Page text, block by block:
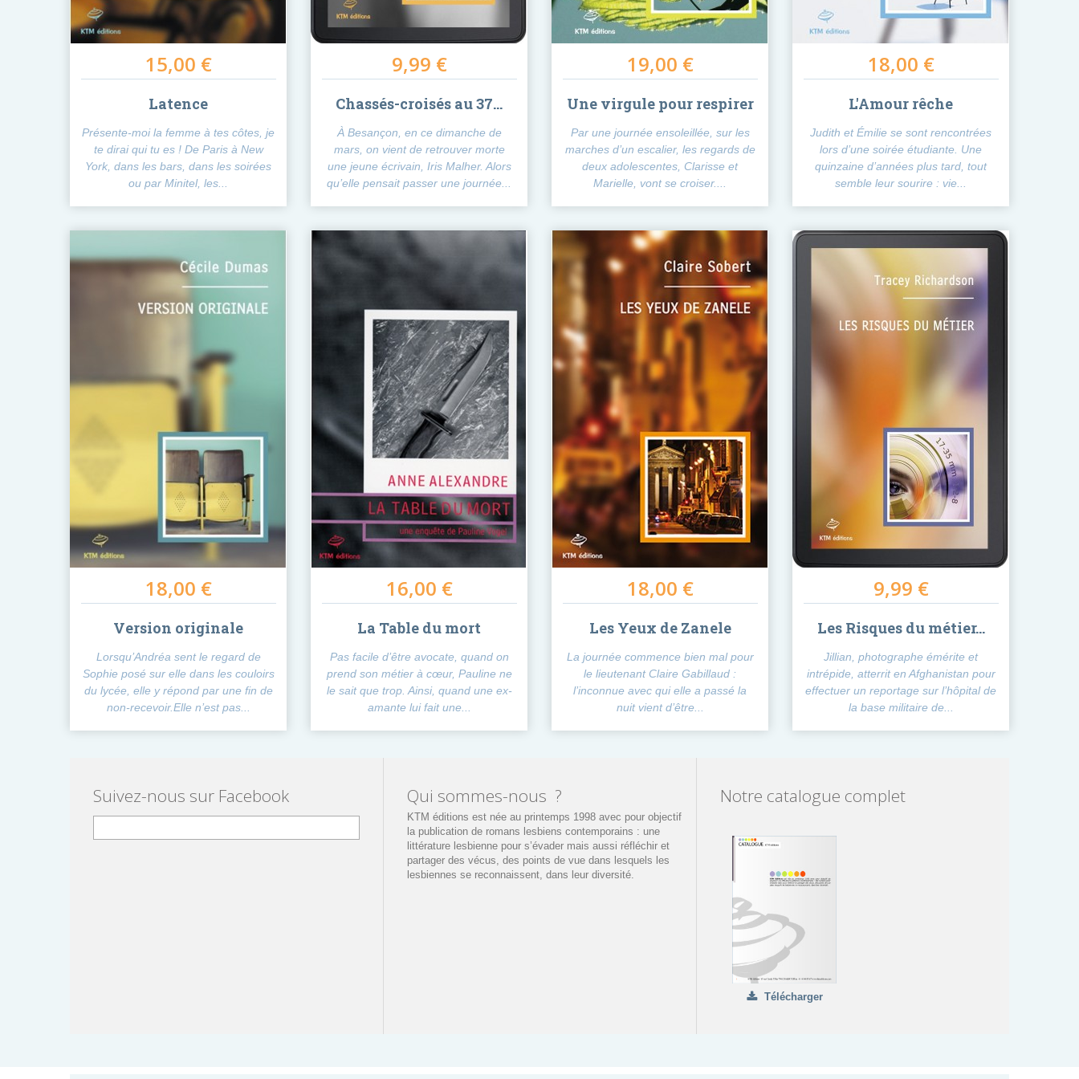
15,00 €
Latence
Présente-moi la femme à tes côtes, je
te dirai qui tu es ! De Paris à New
York, dans les bars, dans les soirées
ou par Minitel, les...
9,99 €
Chassés-croisés au 37...
À Besançon, en ce dimanche de
mars, on vient de retrouver morte
une jeune écrivain, Iris Malher. Alors
qu’elle pensait passer une journée...
19,00 €
Une virgule pour respirer
Par une journée ensoleillée, sur les
marches d’un escalier, les regards de
deux adolescentes, Clarisse et
Marielle, vont se croiser....
18,00 €
L'Amour rêche
Judith et Émilie se sont rencontrées
lors d’une soirée étudiante. Une
quinzaine d’années plus tard, tout
semble leur sourire : vie...
18,00 €
Version originale
Lorsqu’Andréa sent le regard de
Sophie posé sur elle dans les couloirs
du lycée, elle y répond par une fin de
non-recevoir.Elle n’est pas...
16,00 €
La Table du mort
Pas facile d’être avocate, quand on
prend son métier à cœur, Pauline ne
le sait que trop. Ainsi, quand une ex-
amante lui fait une...
18,00 €
Les Yeux de Zanele
La journée commence bien mal pour
le lieutenant Claire Gabillaud :
l’inconnue avec qui elle a passé la
nuit vient d’être...
9,99 €
Les Risques du métier...
Jillian, photographe émérite et
intrépide, atterrit en Afghanistan pour
effectuer un reportage sur l’hôpital de
la base militaire de...
Suivez-nous sur Facebook Qui sommes-nous ?
KTM éditions est née au printemps 1998 avec pour objectif
la publication de romans lesbiens contemporains : une
littérature lesbienne pour s’évader mais aussi réfléchir et
partager des vécus, des points de vue dans lesquels les
lesbiennes se reconnaissent, dans leur diversité.
Notre catalogue complet
Télécharger